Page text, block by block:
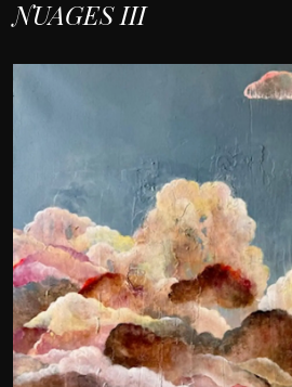
NUAGES III